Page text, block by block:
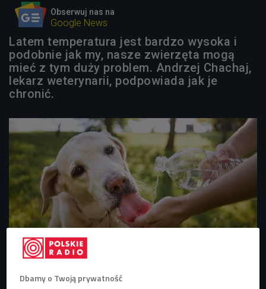
Obserwuj nas na
Google News
Latem temperatura jest bardzo wysoka i
podobnie jak my, nasze zwierzęta mogą
mieć z tym duży problem. Andrzej Chachaj,
lekarz weterynarii, podpowiada jak je
chronić.
ważna
Foto: Shuterstock.com/Jaromir Chalabala
Dbamy o Twoją prywatność